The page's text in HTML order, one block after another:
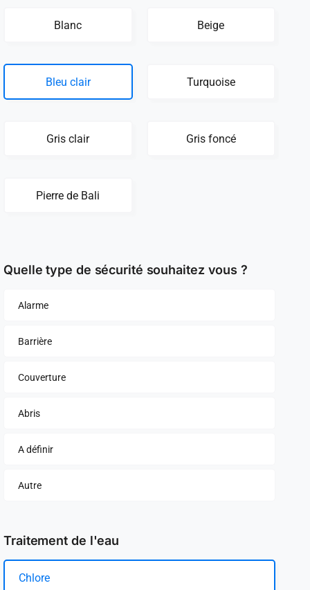
Blanc Beige
Bleu clair Turquoise
Gris clair Gris foncé
Pierre de Bali
Quelle type de sécurité souhaitez vous ?
Alarme
Barrière
Couverture
Abris
A définir
Autre
Traitement de l'eau
Chlore